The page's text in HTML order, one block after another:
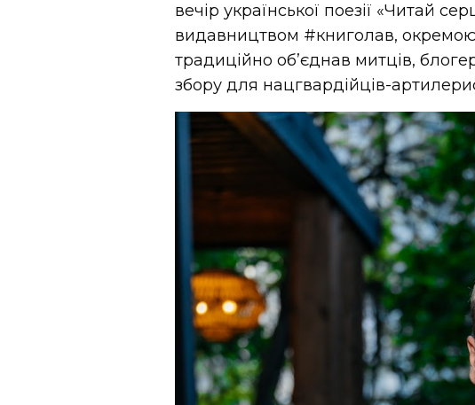
вечір української поезії «Читай
видавництвом #книголав,
традиційно об’єднав митців,
збору для нацгвардійців-